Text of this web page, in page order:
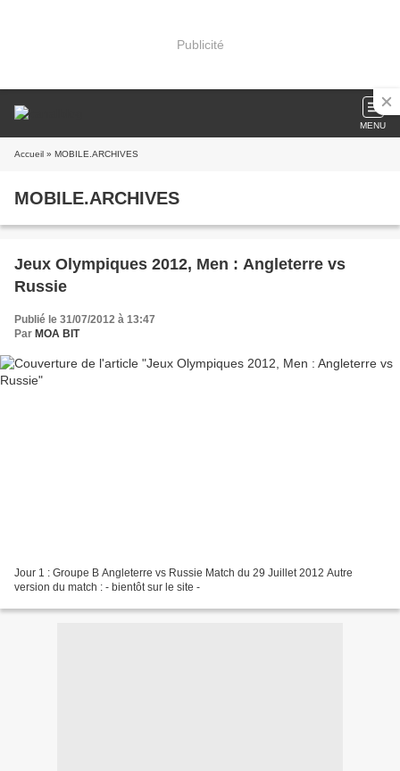
Publicité
MENU
Accueil » MOBILE.ARCHIVES
MOBILE.ARCHIVES
Jeux Olympiques 2012, Men : Angleterre vs
Russie
Publié le 31/07/2012 à 13:47
Par MOA BIT
Jour 1 : Groupe B Angleterre vs Russie Match du 29 Juillet 2012 Autre
version du match : - bientôt sur le site -